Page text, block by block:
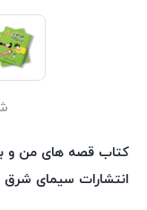
کتاب قصه های من و
انتشارات سیمای شرق